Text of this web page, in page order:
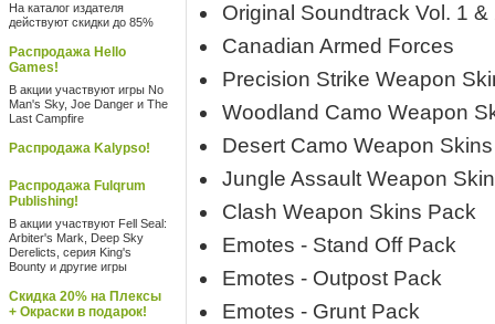
На каталог издателя
действуют скидки до 85%
Распродажа Hello
Games!
В акции участвуют игры No
Man's Sky, Joe Danger и The
Last Campfire
Распродажа Kalypso!
Распродажа Fulqrum
Publishing!
В акции участвуют Fell Seal:
Arbiter's Mark, Deep Sky
Derelicts, серия King's
Bounty и другие игры
Скидка 20% на Плексы
+ Окраски в подарок!
Original Soundtrack Vol. 1 &
Canadian Armed Forces
Precision Strike Weapon
Woodland Camo Weapon
Desert Camo Weapon
Jungle Assault Weapon
Clash Weapon Skins Pack
Emotes - Stand Off Pack
Emotes - Outpost Pack
Emotes - Grunt Pack